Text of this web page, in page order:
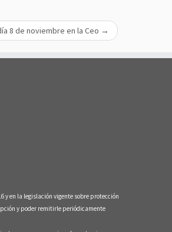
8 de noviembre en la Ceo →
y en la legislación vigente sobre protección
y poder remitirle periódicamente